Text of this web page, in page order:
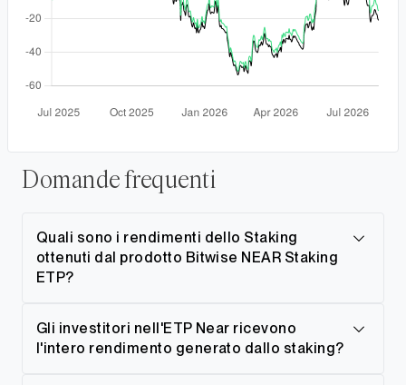
Domande frequenti
Quali sono i rendimenti dello Staking
ottenuti dal prodotto Bitwise NEAR Staking
ETP?
Gli investitori nell'ETP Near ricevono
l'intero rendimento generato dallo staking?